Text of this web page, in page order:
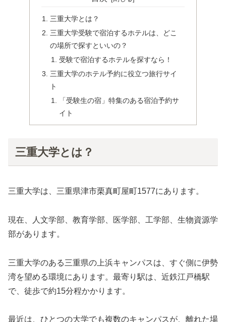
三重大学とは？
三重大学受験で宿泊するホテルは、どこ
の場所で探すといいの？
受験で宿泊するホテルを探すなら！
三重大学のホテル予約に役立つ旅行サイ
ト
「受験生の宿」特集のある宿泊予約サ
イト
三重大学とは？
三重大学は、三重県津市栗真町屋町1577にあります。
現在、人文学部、教育学部、医学部、工学部、生物資源学
部があります。
三重大学のある三重県の上浜キャンパスは、すぐ側に伊勢
湾を望める環境にあります。最寄り駅は、近鉄江戸橋駅
で、徒歩で約15分程かかります。
最近は、ひとつの大学でも複数のキャンパスが、離れた場